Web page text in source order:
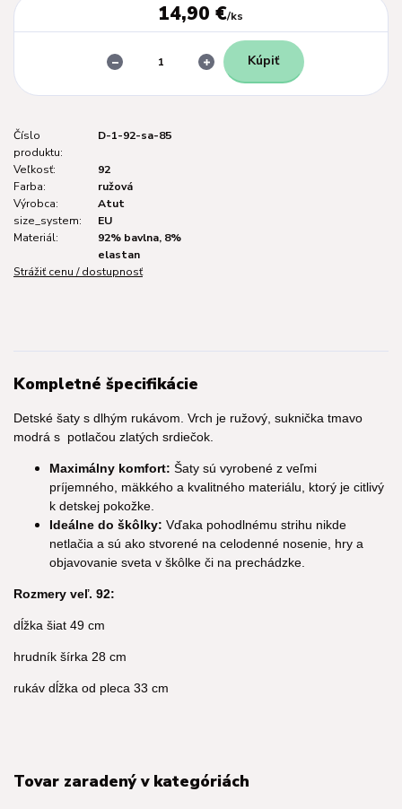
14,90 €/ks
Kúpiť
Číslo
produktu:
D-1-92-sa-85
Veľkosť:
92
Farba:
ružová
Výrobca:
Atut
size_system:
EU
Materiál:
92% bavlna, 8%
elastan
Strážiť cenu / dostupnosť
Kompletné špecifikácie
Detské šaty s dlhým rukávom. Vrch je ružový, suknička tmavo
modrá s potlačou zlatých srdiečok.
Maximálny komfort: Šaty sú vyrobené z veľmi
príjemného, mäkkého a kvalitného materiálu, ktorý je citlivý
k detskej pokožke.
Ideálne do škôlky: Vďaka pohodlnému strihu nikde
netlačia a sú ako stvorené na celodenné nosenie, hry a
objavovanie sveta v škôlke či na prechádzke.
Rozmery veľ. 92:
dĺžka šiat 49 cm
hrudník šírka 28 cm
rukáv dĺžka od pleca 33 cm
Tovar zaradený v kategóriách